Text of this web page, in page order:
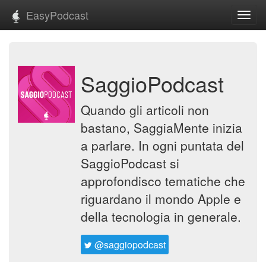
EasyPodcast
SaggioPodcast
Quando gli articoli non
bastano, SaggiaMente inizia
a parlare. In ogni puntata del
SaggioPodcast si
approfondisco tematiche che
riguardano il mondo Apple e
della tecnologia in generale.
@saggiopodcast